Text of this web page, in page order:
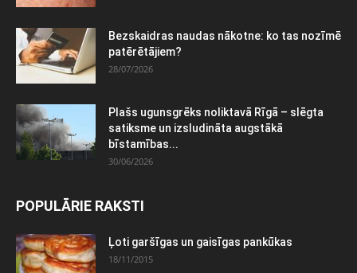
Bezskaidras naudas nākotne: ko tas nozīmē
patērētājiem?
28/07/2026
Plašs ugunsgrēks noliktavā Rīgā – slēgta
satiksme un izsludināta augstākā
bīstamības...
30/06/2026
POPULĀRIE RAKSTI
Ļoti garšīgas un gaisīgas pankūkas
18/11/2015